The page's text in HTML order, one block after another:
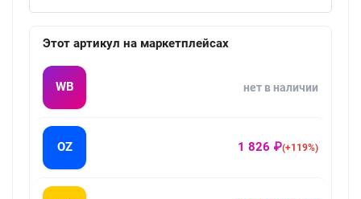
Этот артикул на маркетплейсах
WB нет в наличии
OZ 1 826 ₽(+119%)